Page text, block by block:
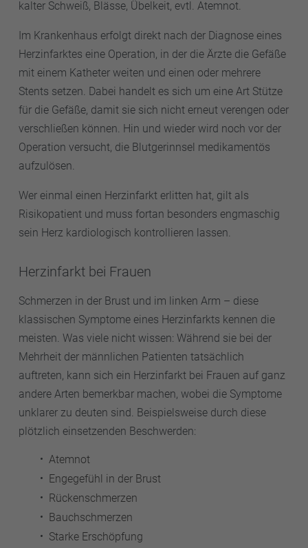
kalter Schweiß, Blässe, Übelkeit, evtl. Atemnot.
Im Krankenhaus erfolgt direkt nach der Diagnose eines
Herzinfarktes eine Operation, in der die Ärzte die Gefäße
mit einem Katheter weiten und einen oder mehrere
Stents setzen. Dabei handelt es sich um eine Art Stütze
für die Gefäße, damit sie sich nicht erneut verengen oder
verschließen können. Hin und wieder wird noch vor der
Operation versucht, die Blutgerinnsel medikamentös
aufzulösen.
Wer einmal einen Herzinfarkt erlitten hat, gilt als
Risikopatient und muss fortan besonders engmaschig
sein Herz kardiologisch kontrollieren lassen.
Herzinfarkt bei Frauen
Schmerzen in der Brust und im linken Arm – diese
klassischen Symptome eines Herzinfarkts kennen die
meisten. Was viele nicht wissen: Während sie bei der
Mehrheit der männlichen Patienten tatsächlich
auftreten, kann sich ein Herzinfarkt bei Frauen auf ganz
andere Arten bemerkbar machen, wobei die Symptome
unklarer zu deuten sind. Beispielsweise durch diese
plötzlich einsetzenden Beschwerden:
Atemnot
Engegefühl in der Brust
Rückenschmerzen
Bauchschmerzen
Starke Erschöpfung